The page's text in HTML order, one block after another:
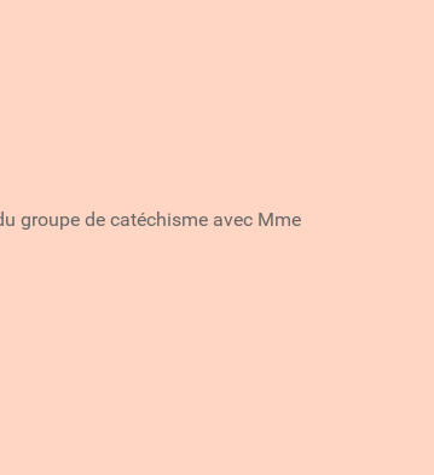
groupe de catéchisme avec Mme